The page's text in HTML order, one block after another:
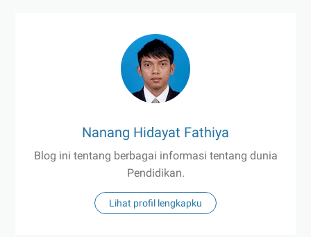
Nanang Hidayat Fathiya
Blog ini tentang berbagai informasi tentang dunia
Pendidikan.
Lihat profil lengkapku